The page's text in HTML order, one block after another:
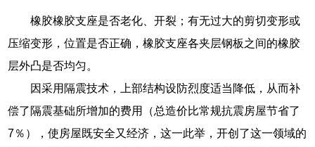
橡胶橡胶支座是否老化、开裂；有无过大的剪切变形或
压缩变形，位置是否正确，橡胶支座各夹层钢板之间的橡胶
层外凸是否均匀。
因采用隔震技术，上部结构设防烈度适当降低，从而补
偿了隔震基础所增加的费用（总造价比常规抗震房屋节省了
7％），使房屋既安全又经济，这一此举，开创了这一领域的